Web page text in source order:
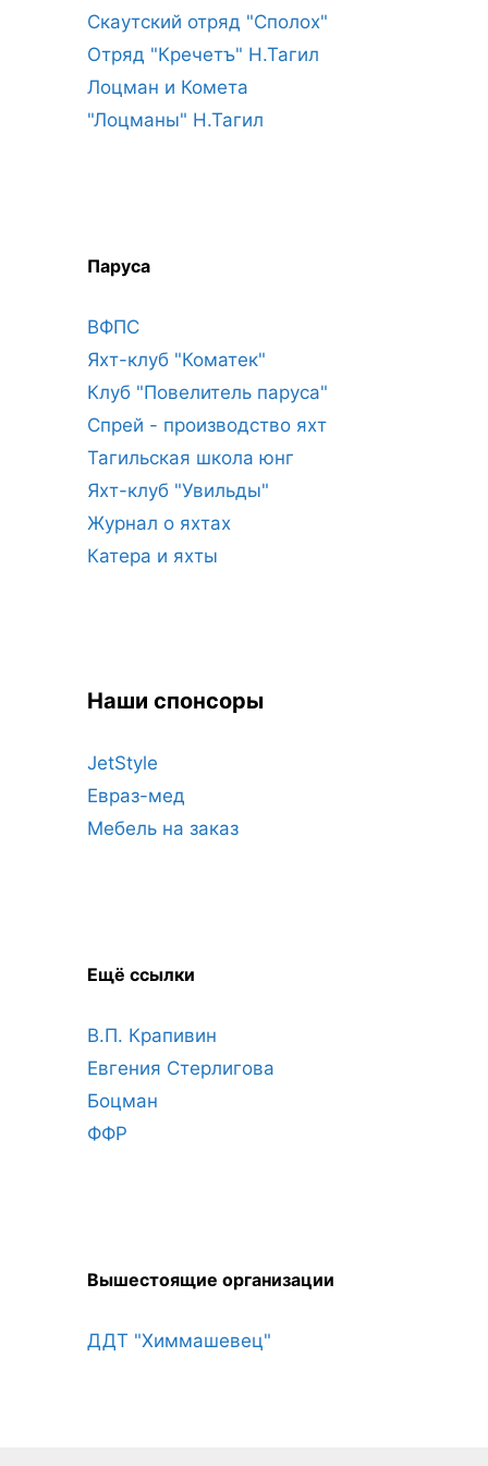
Скаутский отряд "Сполох"
Отряд "Кречетъ" Н.Тагил
Лоцман и Комета
"Лоцманы" Н.Тагил
Паруса
ВФПС
Яхт-клуб "Коматек"
Клуб "Повелитель паруса"
Спрей - производство яхт
Тагильская школа юнг
Яхт-клуб "Увильды"
Журнал о яхтах
Катера и яхты
Наши спонсоры
JetStyle
Евраз-мед
Мебель на заказ
Ещё ссылки
В.П. Крапивин
Евгения Стерлигова
Боцман
ФФР
Вышестоящие организации
ДДТ "Химмашевец"